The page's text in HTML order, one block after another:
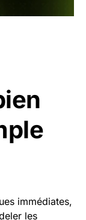
immédiates,
les